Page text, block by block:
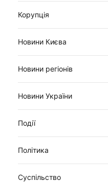
Корупція
Новини Києва
Новини регіонів
Новини України
Події
Політика
Суспільство